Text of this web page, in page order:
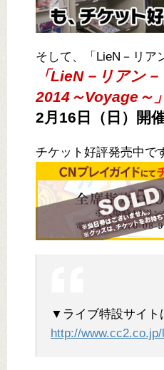
そして、「LieN－リア
「LieN－リアン
2014～Voyage～」
2月16日（日）開
チケット好評発売中で
▼ライブ特設サイト
http://